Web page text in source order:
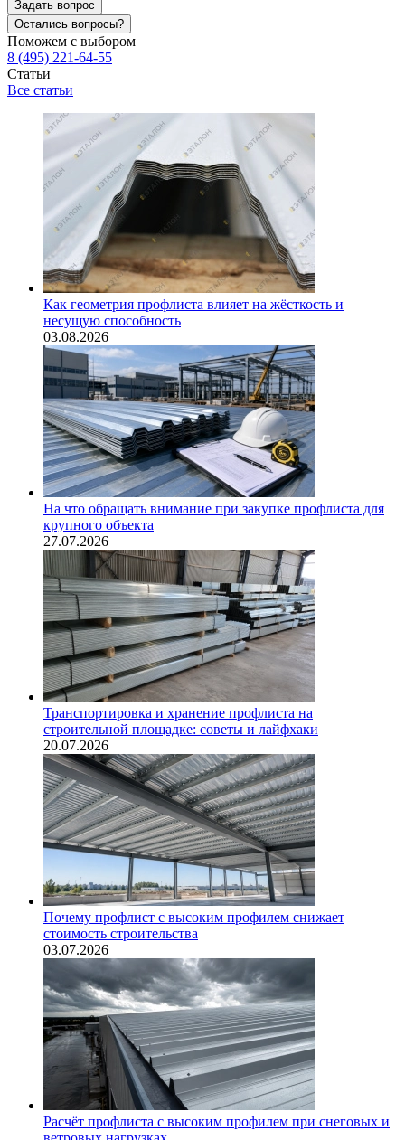
Задать вопрос
Остались вопросы?
Поможем с выбором
8 (495) 221-64-55
Статьи
Все статьи
Как геометрия профлиста влияет на жёсткость и
несущую способность
03.08.2026
На что обращать внимание при закупке профлиста для
крупного объекта
27.07.2026
Транспортировка и хранение профлиста на
строительной площадке: советы и лайфхаки
20.07.2026
Почему профлист с высоким профилем снижает
стоимость строительства
03.07.2026
Расчёт профлиста с высоким профилем при снеговых и